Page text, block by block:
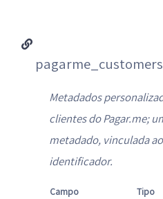
Metadados
clientes do Pagar.me;
metadado, vinculada
identificador.
Campo Tipo